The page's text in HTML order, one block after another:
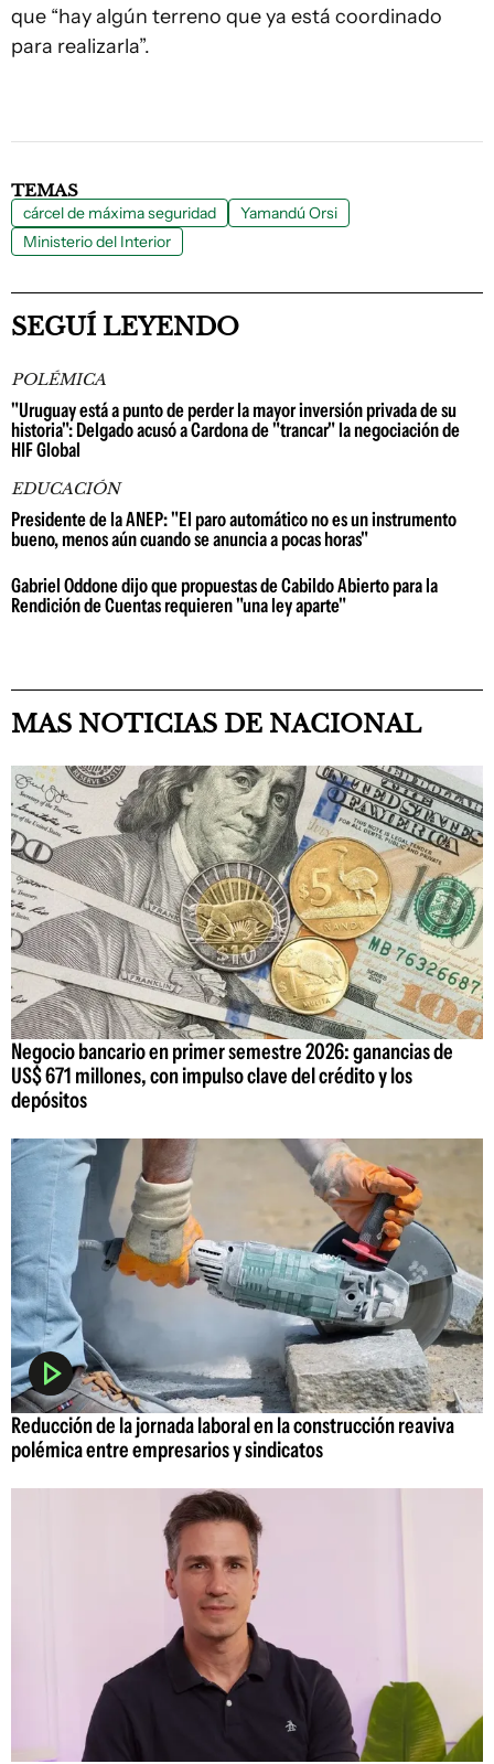
que “hay algún terreno que ya está coordinado
para realizarla”.
TEMAS
cárcel de máxima seguridad
Yamandú Orsi
Ministerio del Interior
SEGUÍ LEYENDO
POLÉMICA
"Uruguay está a punto de perder la mayor inversión privada de su
historia": Delgado acusó a Cardona de "trancar" la negociación de
HIF Global
EDUCACIÓN
Presidente de la ANEP: "El paro automático no es un instrumento
bueno, menos aún cuando se anuncia a pocas horas"
Gabriel Oddone dijo que propuestas de Cabildo Abierto para la
Rendición de Cuentas requieren "una ley aparte"
MAS NOTICIAS DE NACIONAL
Negocio bancario en primer semestre 2026: ganancias de
US$ 671 millones, con impulso clave del crédito y los
depósitos
Reducción de la jornada laboral en la construcción reaviva
polémica entre empresarios y sindicatos